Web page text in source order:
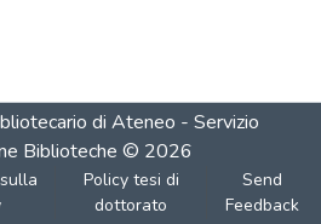
di Ateneo - Servizio
Biblioteche © 2026
Policy tesi di
dottorato
Send
Feedback